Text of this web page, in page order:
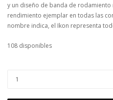
y un diseño de banda de
rendimiento ejemplar en todas las
nombre indica, el Ikon representa
108 disponibles
LLANTA